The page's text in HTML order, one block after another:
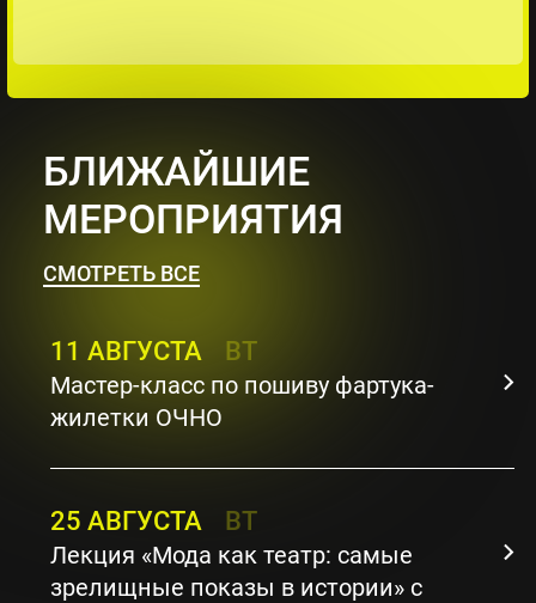
БЛИЖАЙШИЕ
МЕРОПРИЯТИЯ
СМОТРЕТЬ ВСЕ
11 АВГУСТА ВТ
Мастер-класс по пошиву фартука-
жилетки ОЧНО
25 АВГУСТА ВТ
Лекция «Мода как театр: самые
зрелищные показы в истории» с